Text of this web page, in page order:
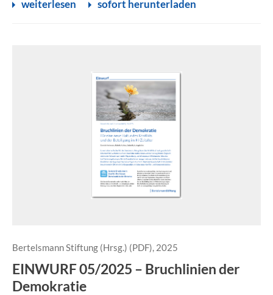
weiterlesen sofort herunterladen
Bertelsmann Stiftung (Hrsg.) (PDF), 2025
EINWURF 05/2025 – Bruchlinien der
Demokratie